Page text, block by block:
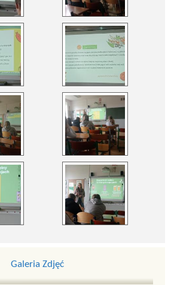
Galeria Zdjęć